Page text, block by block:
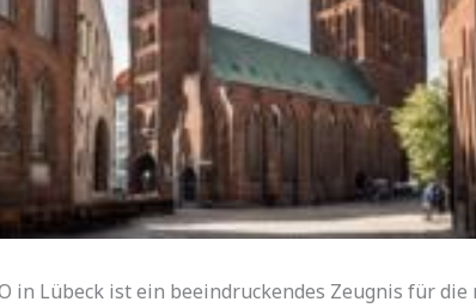
in Lübeck ist ein beeindruckendes Zeugnis für